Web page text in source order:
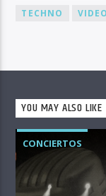
TECHNO
VIDEO
YOU MAY ALSO LIKE
CONCIERTOS